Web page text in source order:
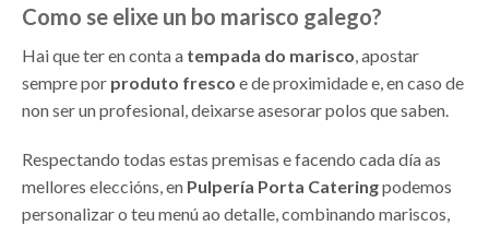
Como se elixe un bo marisco galego?
Hai que ter en conta a tempada do marisco, apostar
sempre por produto fresco e de proximidade e, en caso de
non ser un profesional, deixarse asesorar polos que saben.
Respectando todas estas premisas e facendo cada día as
mellores eleccións, en Pulpería Porta Cateringpodemos
personalizar o teu menú ao detalle, combinando mariscos,